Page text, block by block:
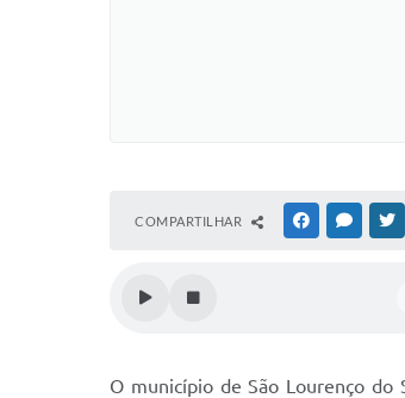
COMPARTILHAR FACEBOOK
O município de São Lourenço do